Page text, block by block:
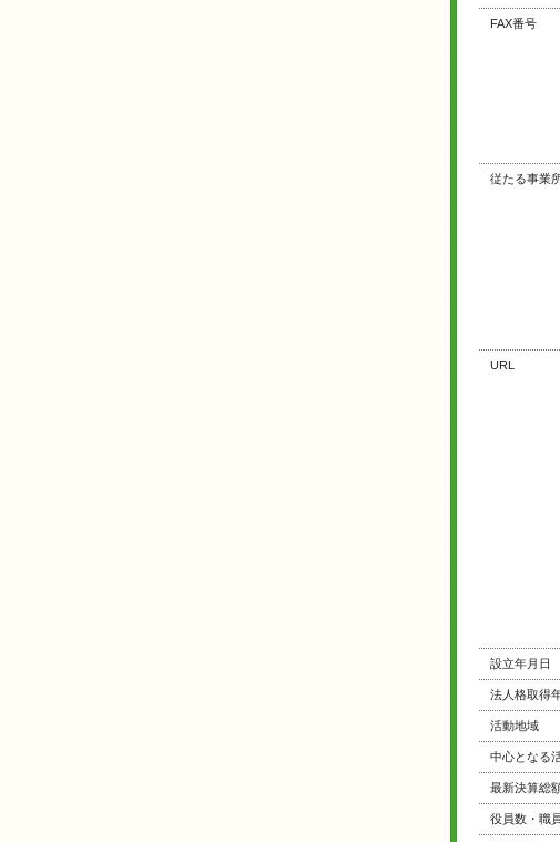
FAX番号
従たる事業
URL
設立年月日
法人格取得
活動地域
中心となる
最新決算総
役員数・職